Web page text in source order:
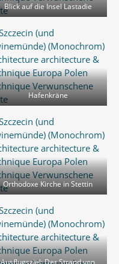
Blick auf die Insel Lastadie
Hafenkräne
Orthodoxe Kirche in Stettin
Ausflugsziel: Der Strand von